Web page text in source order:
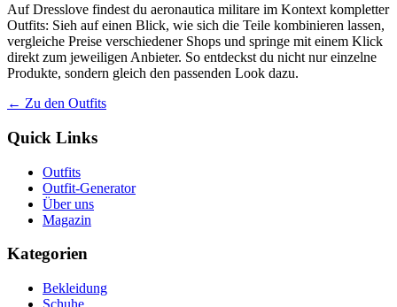
Auf Dresslove findest du aeronautica militare im Kontext kompletter
Outfits: Sieh auf einen Blick, wie sich die Teile kombinieren lassen,
vergleiche Preise verschiedener Shops und springe mit einem Klick
direkt zum jeweiligen Anbieter. So entdeckst du nicht nur einzelne
Produkte, sondern gleich den passenden Look dazu.
← Zu den Outfits
Quick Links
Outfits
Outfit-Generator
Über uns
Magazin
Kategorien
Bekleidung
Schuhe